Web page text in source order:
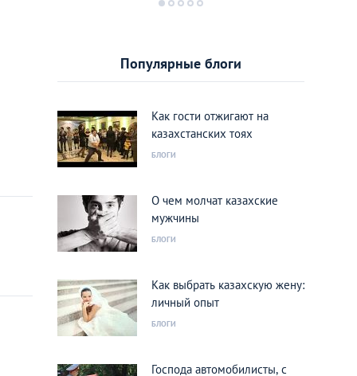
Популярные блоги
Как гости отжигают на
казахстанских тоях
БЛОГИ
О чем молчат казахские
мужчины
БЛОГИ
Как выбрать казахскую жену:
личный опыт
БЛОГИ
Господа автомобилисты, с